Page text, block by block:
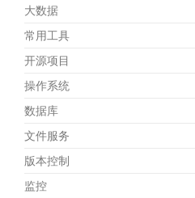
大数据
常用工具
开源项目
操作系统
数据库
文件服务
版本控制
监控